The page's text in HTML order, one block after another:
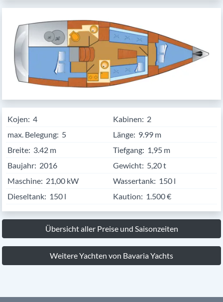
Kojen: 4 Kabinen: 2
max. Belegung: 5 Länge: 9.99
Breite: 3.42 Tiefgang: 1,95 m
Baujahr: 2016 Gewicht: 5,20 t
Maschine: 21,00 kW Wassertank: 150 l
Dieseltank: 150 l Kaution: 1.500 €
Übersicht aller Preise und Saisonzeiten
Weitere Yachten von Bavaria Yachts